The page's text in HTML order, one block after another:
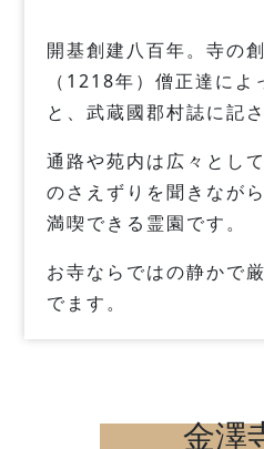
開基創建八百年。寺の
（1218年）僧正達に
と、武蔵國郡村誌に記
通路や苑内は広々とし
のさえずりを聞きなが
満喫できる霊園です。
お寺ならではの静かで
でます。
金澤